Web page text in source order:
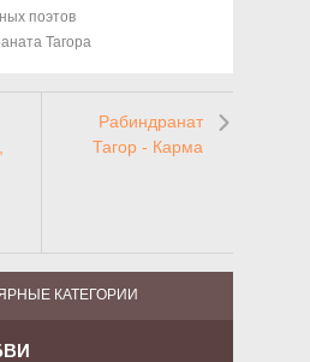
поэтов
Тагора
Рабиндранат
Тагор - Карма
КАТЕГОРИИ